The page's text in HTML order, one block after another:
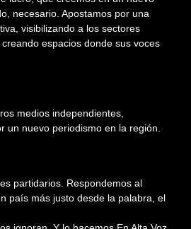
necesario. Apostamos por una
visibilizando a los sectores
espacios donde sus voces
medios independientes,
un nuevo periodismo en la región.
partidarios. Respondemos al
país más justo desde la palabra, el